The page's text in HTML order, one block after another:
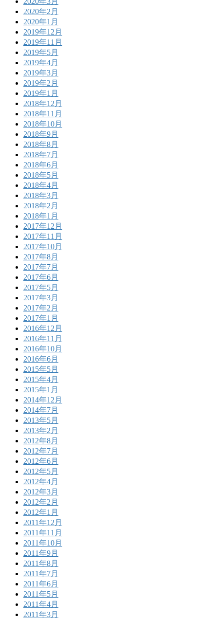
2020年2月
2020年1月
2019年12月
2019年11月
2019年5月
2019年4月
2019年3月
2019年2月
2019年1月
2018年12月
2018年11月
2018年10月
2018年9月
2018年8月
2018年7月
2018年6月
2018年5月
2018年4月
2018年3月
2018年2月
2018年1月
2017年12月
2017年11月
2017年10月
2017年8月
2017年7月
2017年6月
2017年5月
2017年3月
2017年2月
2017年1月
2016年12月
2016年11月
2016年10月
2016年6月
2015年5月
2015年4月
2015年1月
2014年12月
2014年7月
2013年5月
2013年2月
2012年8月
2012年7月
2012年6月
2012年5月
2012年4月
2012年3月
2012年2月
2012年1月
2011年12月
2011年11月
2011年10月
2011年9月
2011年8月
2011年7月
2011年6月
2011年5月
2011年4月
2011年3月